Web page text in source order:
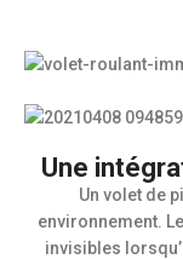
Une
Un volet de
environnement.
invisibles